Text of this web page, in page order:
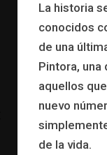
La historia
conocidos
de una
Pintora,
aquellos
nuevo
de la vida.